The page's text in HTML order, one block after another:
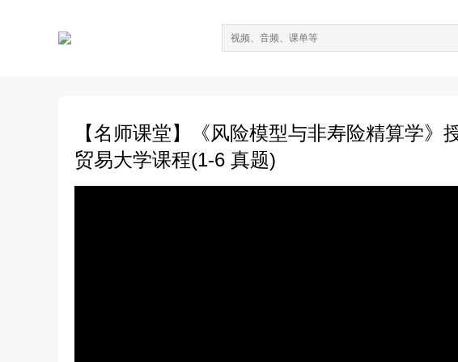
【名师课堂】《风险模型与非寿险精算学
贸易大学课程(1-6 真题)